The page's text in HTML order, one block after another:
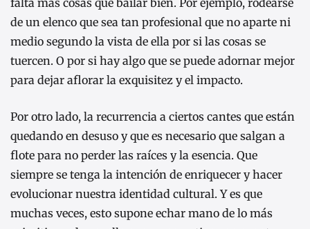
de un elenco que sea tan profesional que no aparte ni
medio segundo la vista de ella por si las cosas se
tuercen. O por si hay algo que se puede adornar mejor
para dejar aflorar la exquisitez y el impacto.
Por otro lado, la recurrencia a ciertos cantes que están
quedando en desuso y que es necesario que salgan a
flote para no perder las raíces y la esencia. Que
siempre se tenga la intención de enriquecer y hacer
evolucionar nuestra identidad cultural. Y es que
muchas veces, esto supone echar mano de lo más